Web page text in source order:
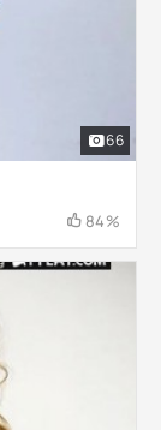
84%
66